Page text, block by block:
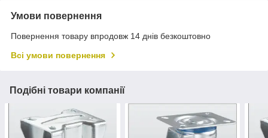
Умови повернення
Повернення товару впродовж 14 днів безкоштовно
Всі умови повернення
Подібні товари компанії